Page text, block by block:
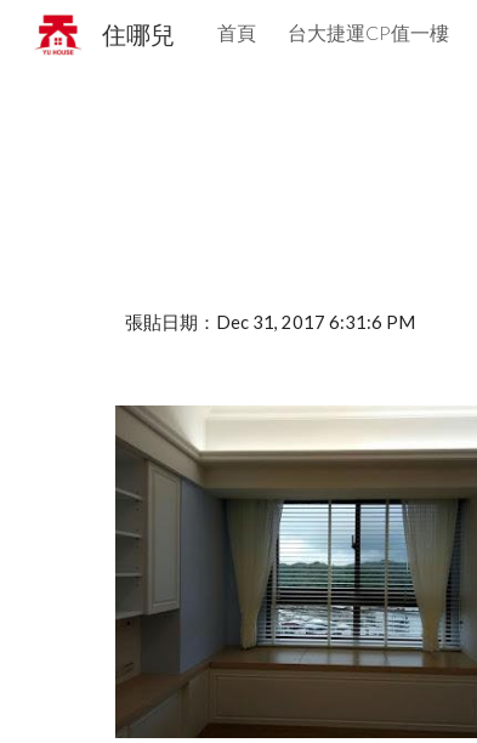
住哪兒 首頁 台大捷運CP值一樓
張貼日期：Dec 31, 2017 6:31:6 PM